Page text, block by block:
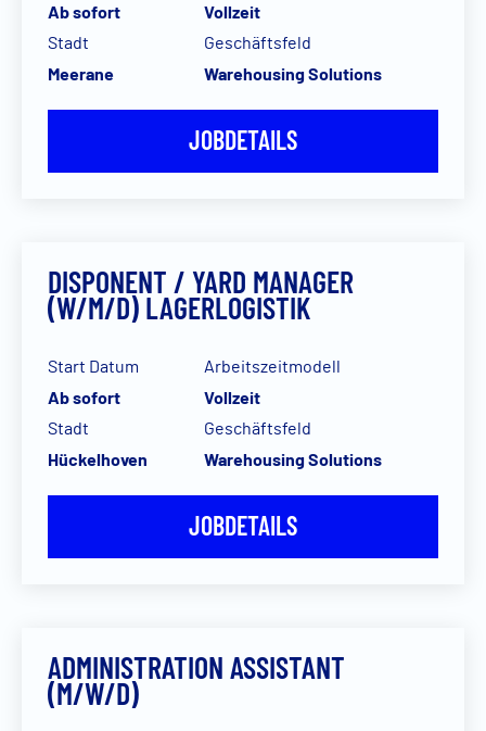
Ab sofort Vollzeit
Stadt
Meerane
Geschäftsfeld
Warehousing Solutions
JOBDETAILS
DISPONENT / YARD MANAGER
(W/M/D) LAGERLOGISTIK
Start Datum
Ab sofort
Arbeitszeitmodell
Vollzeit
Stadt
Hückelhoven
Geschäftsfeld
Warehousing Solutions
JOBDETAILS
ADMINISTRATION ASSISTANT
(M/W/D)